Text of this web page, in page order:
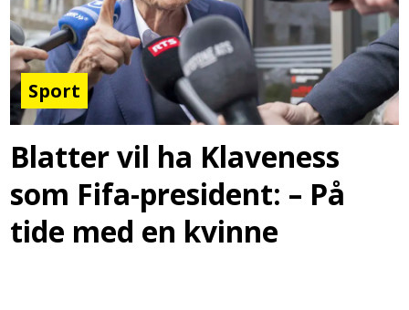
Sport
Blatter vil ha Klaveness
som Fifa-president: – På
tide med en kvinne